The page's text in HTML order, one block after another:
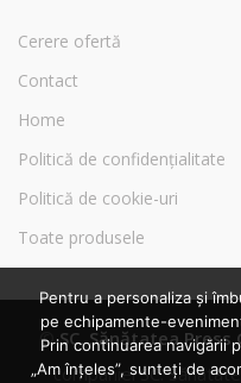
Cerere ofertă
Contact
Home
Politică de confidențialitate
Politică de cookie-uri
Toate produsele
©SC. Sănătatea Press
companiei SC.
Pentru a personaliza și
pe echipamente-
Prin continuarea navigării
„Am înțeles”, sunteți de